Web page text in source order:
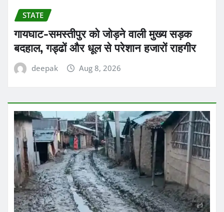
STATE
गायघाट-समस्तीपुर को जोड़ने वाली मुख्य सड़क
बदहाल, गड्ढों और धूल से परेशान हजारों राहगीर
deepak Aug 8, 2026